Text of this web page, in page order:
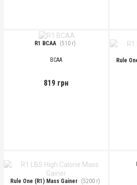
R1 BCAA (510 г)
BCAA
819 грн
Rule
Rule One (R1) Mass Gainer (5200 г)